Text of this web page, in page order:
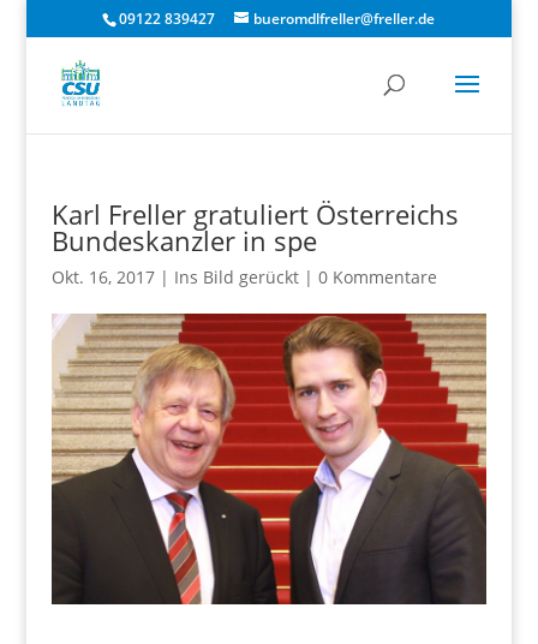
09122 839427 bueromdlfreller@freller.de
Karl Freller gratuliert Österreichs
Bundeskanzler in spe
Okt. 16, 2017| Ins Bild gerückt| 0 Kommentare